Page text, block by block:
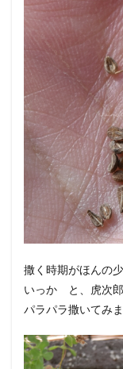
撒く時期がほんの
いっか と、虎次郎
パラパラ撒いてみま